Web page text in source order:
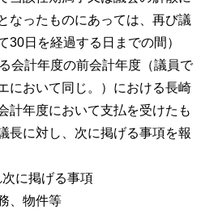
アクセス
なったものにあっては、再び議
30日を経過する日までの間）
会計年度の前会計年度（議員で
において同じ。）における長崎
計年度において支払を受けたも
長に対し、次に掲げる事項を報
に掲げる事項
、物件等